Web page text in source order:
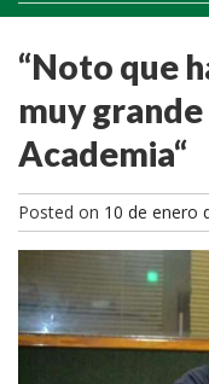
“Noto que
muy
Academia“
Posted on 10 de enero